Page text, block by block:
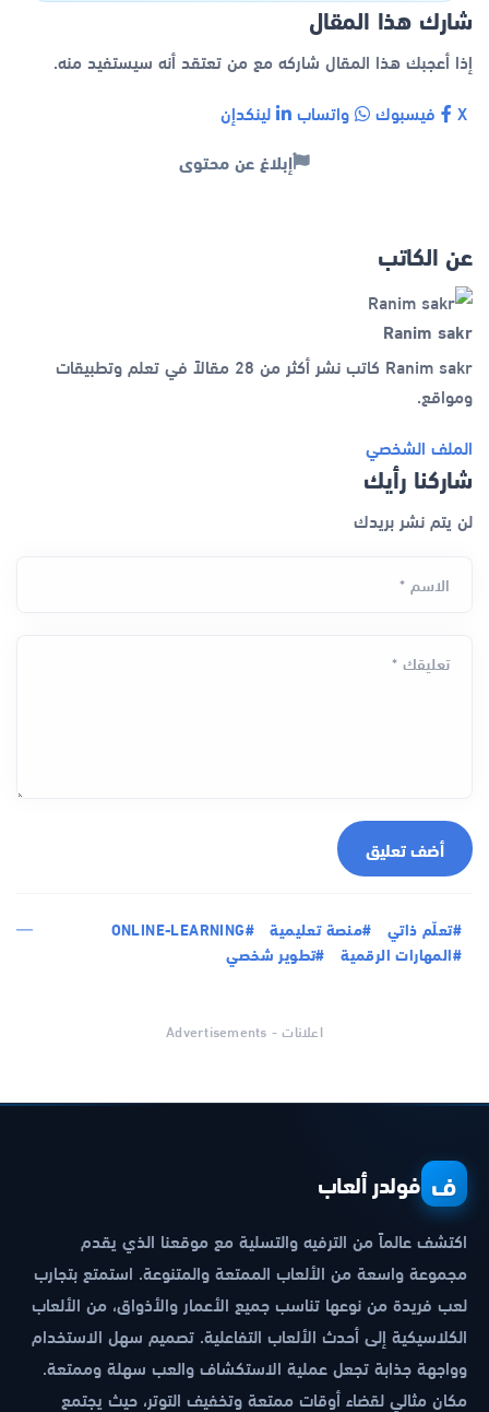
شارك هذا المقال
إذا أعجبك هذا المقال شاركه مع من تعتقد أنه سيستفيد منه.
فيسبوك واتساب لينكدإن
إبلاغ عن محتوى
عن الكاتب
Ranim sakr
Ranim sakr كاتب نشر أكثر من 28 مقالاً في تعلم وتطبيقات
ومواقع.
الملف الشخصي
شاركنا رأيك
لن يتم نشر بريدك
الاسم *
تعليقك *
أضف تعليق
#تعلّم ذاتي #منصة تعليمية
#ONLINE-LEARNING
#المهارات الرقمية
#تطوير شخصي
اعلانات - Advertisements
ف فولدر ألعاب
اكتشف عالماً من الترفيه والتسلية مع موقعنا الذي يقدم
مجموعة واسعة من الألعاب الممتعة والمتنوعة. استمتع بتجارب
لعب فريدة من نوعها تناسب جميع الأعمار والأذواق، من الألعاب
الكلاسيكية إلى أحدث الألعاب التفاعلية. تصميم سهل الاستخدام
وواجهة جذابة تجعل عملية الاستكشاف والعب سهلة وممتعة.
مكان مثالي لقضاء أوقات ممتعة وتخفيف التوتر، حيث يجتمع